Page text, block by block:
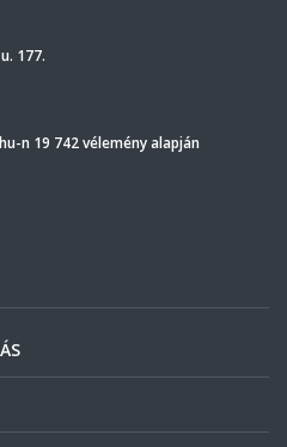
177.
n 19 742 vélemény alapján